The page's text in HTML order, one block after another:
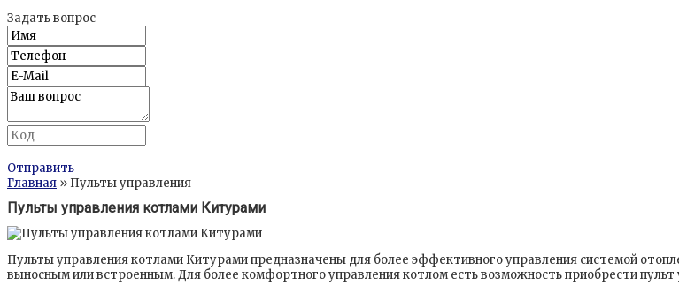
Задать вопрос
Отправить
Главная » Пульты управления
Пульты управления котлами Китурами
Пульты управления котлами Китурами предназначены для более эффективного управления системой
выносным или встроенным. Для более комфортного управления котлом есть возможность приобрести